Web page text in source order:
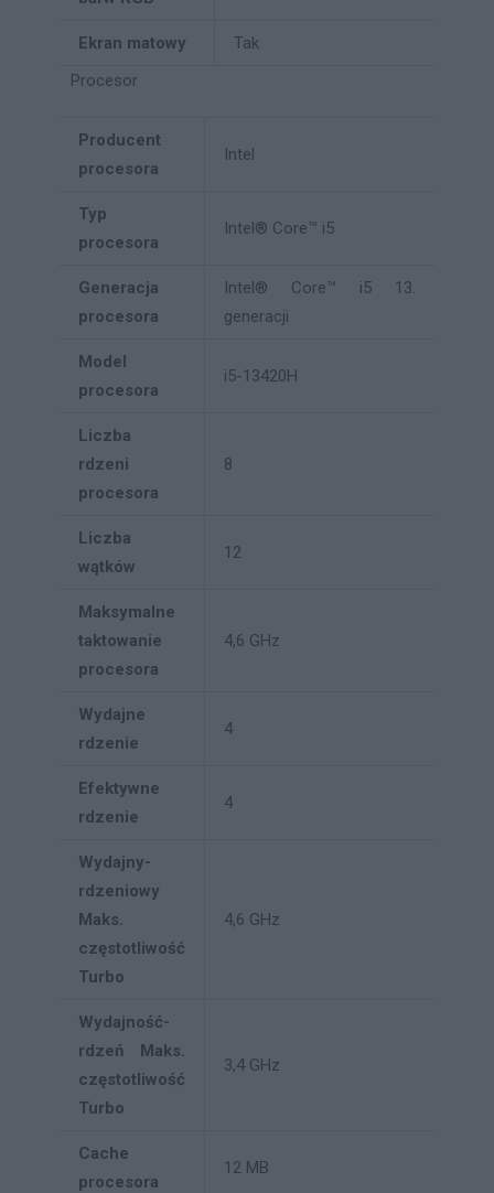
Ekran matowy
Tak
Procesor
Producent
procesora
Intel
Typ
procesora
Intel® Core™ i5
Generacja
procesora
Intel® Core™ i5 13.
generacji
Model
procesora
i5-13420H
Liczba
rdzeni
procesora
8
Liczba
wątków
12
Maksymalne
taktowanie
procesora
4,6 GHz
Wydajne
rdzenie
4
Efektywne
rdzenie
4
Wydajny-
rdzeniowy
Maks.
częstotliwość
Turbo
4,6 GHz
Wydajność-
rdzeń Maks.
częstotliwość
Turbo
3,4 GHz
Cache
procesora
12 MB